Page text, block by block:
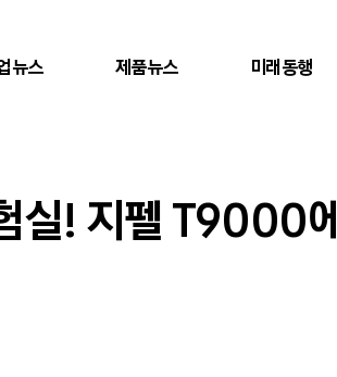
뉴스 제품뉴스 미래동행
실! 지펠 T9000에